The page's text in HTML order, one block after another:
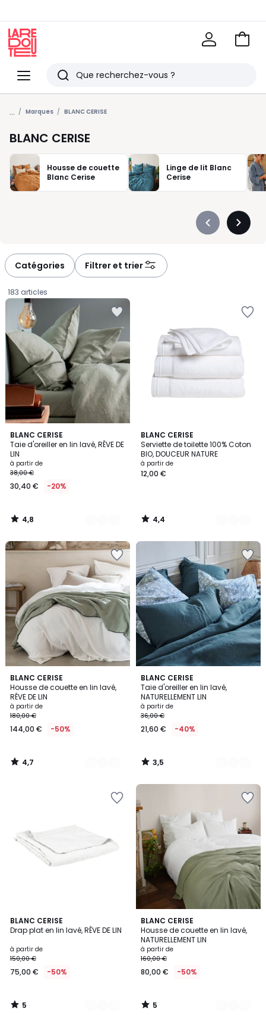
Menu
Redoute
Rechercher
Derniers
articles
vus
Voir
... Marques BLANC CERISE
BLANC CERISE
Housse de couette
Blanc Cerise
Linge de lit Blanc
Cerise
Précédent
Catégories Filtrer et trier
183 articles
BLANC CERISE
Taie d'oreiller en lin lavé, RÊVE DE
LIN
Prix
à
partir
30,40
€
lieu
€
20%
de
réduction
appliquée.
à partir de
38,00 €
30,40 € -20%
4,8
/ 5
9
Couleurs
4,8
/
BLANC CERISE
Serviette de toilette 100% Coton
BIO, DOUCEUR NATURE
à partir de
12,00 €
4,4
/ 5
10
Couleurs
4,4
/
BLANC CERISE
Housse de couette en lin lavé,
RÊVE DE LIN
à partir de
180,00 €
144,00 € -50%
4,7
/ 5
15
Couleurs
4,7
/
BLANC CERISE
Taie d'oreiller en lin lavé,
NATURELLEMENT LIN
à partir de
36,00 €
21,60 € -40%
3,5
/ 5
7
Couleurs
3,5
/
BLANC CERISE
Drap plat en lin lavé, RÊVE DE LIN
à partir de
150,00 €
75,00 € -50%
5
/
8
Couleurs
5
/
BLANC CERISE
Housse de couette en lin lavé,
NATURELLEMENT LIN
à partir de
160,00 €
80,00 € -50%
5
/
5
10
Couleurs
5
/